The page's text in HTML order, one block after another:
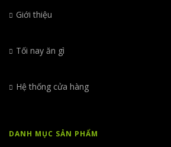
Giới thiệu
Tối nay ăn gì
Hệ thống cửa hàng
DANH MỤC SẢN PHẨM